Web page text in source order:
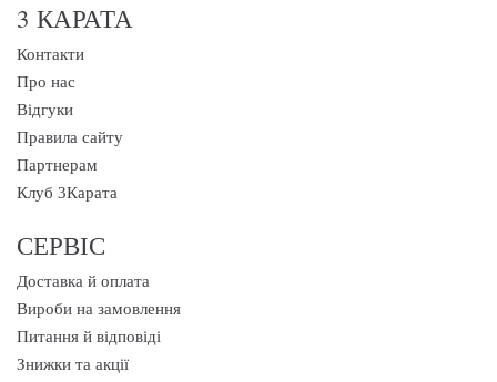
3 КАРАТА
Контакти
Про нас
Відгуки
Правила сайту
Партнерам
Клуб 3Карата
СЕРВІС
Доставка й оплата
Вироби на замовлення
Питання й відповіді
Знижки та акції